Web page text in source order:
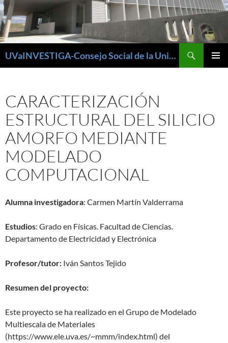
UVaINVESTIGA-Consejo Social de la Universidad de Valladolid
CARACTERIZACIÓN
ESTRUCTURAL DEL SILICIO
AMORFO MEDIANTE
MODELADO
COMPUTACIONAL
Alumna investigadora: Carmen Martín Valderrama
Estudios: Grado en Físicas. Facultad de Ciencias.
Departamento de Electricidad y Electrónica
Profesor/tutor: Iván Santos Tejido
Resumen del proyecto:
Este proyecto se ha realizado en el Grupo de Modelado
Multiescala de Materiales
(https://www.ele.uva.es/~mmm/index.html) del